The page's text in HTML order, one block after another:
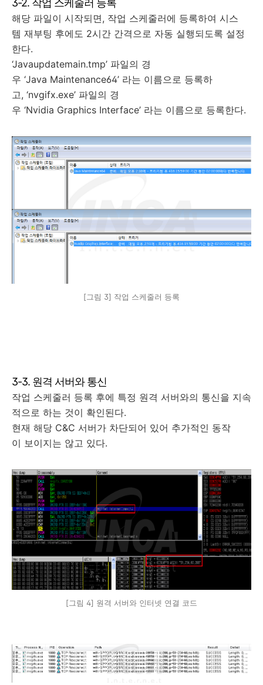
3-2. 작업 스케줄러 등록
해당 파일이 시작되면, 작업 스케줄러에 등록하여 시스
템 재부팅 후에도 2시간 간격으로 자동 실행되도록 설정
한다.
‘Javaupdatemain.tmp’ 파일의 경
우 ‘Java Maintenance64’ 라는 이름으로 등록하
고, ‘nvgifx.exe’ 파일의 경
우 ‘Nvidia Graphics Interface’ 라는 이름으로 등록한다.
[그림 3] 작업 스케줄러 등록
3-3. 원격 서버와 통신
작업 스케줄러 등록 후에 특정 원격 서버와의 통신을 지속
적으로 하는 것이 확인된다.
현재 해당 C&C 서버가 차단되어 있어 추가적인 동작
이 보이지는 않고 있다.
[그림 4] 원격 서버와 인터넷 연결 코드